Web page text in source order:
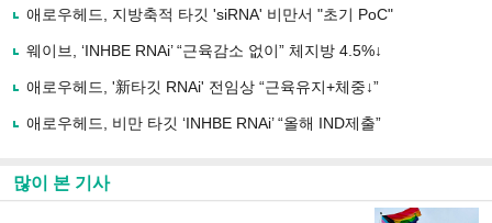
사
유
기
애로우헤드, 지방축적 타깃 'siRNA' 비만서 "초기 PoC"
웨이브, ‘INHBE RNAi’ “근육감소 없이” 체지방 4.5%↓
애로우헤드, '新타깃 RNAi' 전임상 “근육유지+체중↓”
애로우헤드, 비만 타깃 ‘INHBE RNAi’ “올해 IND제출”
많이 본 기사